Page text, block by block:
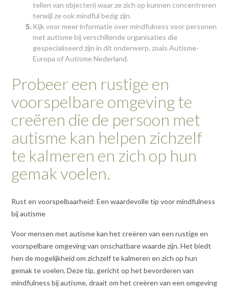
tellen van objecten) waar ze zich op kunnen concentreren
terwijl ze ook mindful bezig zijn.
Kijk voor meer informatie over mindfulness voor personen
met autisme bij verschillende organisaties die
gespecialiseerd zijn in dit onderwerp, zoals Autisme-
Europa of Autisme Nederland.
Probeer een rustige en
voorspelbare omgeving te
creëren die de persoon met
autisme kan helpen zichzelf
te kalmeren en zich op hun
gemak voelen.
Rust en voorspelbaarheid: Een waardevolle tip voor mindfulness
bij autisme
Voor mensen met autisme kan het creëren van een rustige en
voorspelbare omgeving van onschatbare waarde zijn. Het biedt
hen de mogelijkheid om zichzelf te kalmeren en zich op hun
gemak te voelen. Deze tip, gericht op het bevorderen van
mindfulness bij autisme, draait om het creëren van een omgeving